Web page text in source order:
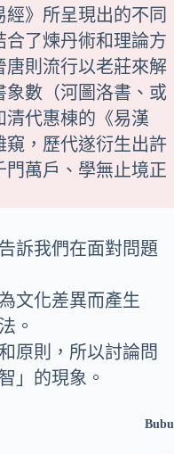
》所呈現出的不同
了煉丹術和理論方
唐則流行以老莊來解
象數（河圖洛書、或
清代惠棟的《易漢
，歷代遂衍生出許
萬戶、學無止境正
訴我們在面對問題
文化差異而產生
。
原則，所以討論問
」的現象。
Bubu